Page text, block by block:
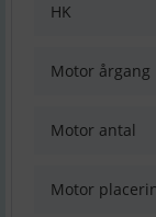
HK
Motor årgang
Motor antal
Motor